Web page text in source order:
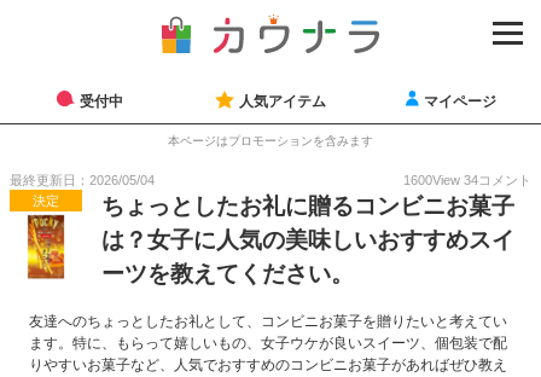
受付中 人気アイテム マイページ
本ページはプロモーションを含みます
最終更新日：2026/05/04 1600View 34コメント
決定
ちょっとしたお礼に贈るコンビニお菓子
は？女子に人気の美味しいおすすめスイ
ーツを教えてください。
友達へのちょっとしたお礼として、コンビニお菓子を贈りたいと考えてい
ます。特に、もらって嬉しいもの、女子ウケが良いスイーツ、個包装で配
りやすいお菓子など、人気でおすすめのコンビニお菓子があればぜひ教え